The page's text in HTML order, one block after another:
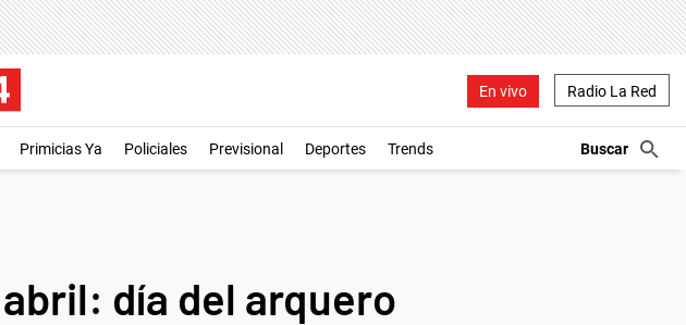
En vivo Radio La Red
Primicias Ya Policiales Previsional Deportes Trends
día del arquero